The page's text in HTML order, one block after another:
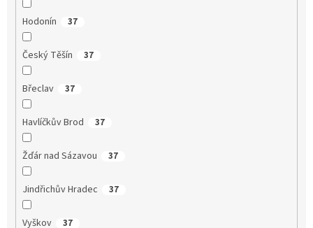
Hodonín 37
Český Těšín 37
Břeclav 37
Havlíčkův Brod 37
Žďár nad Sázavou 37
Jindřichův Hradec 37
Vyškov 37